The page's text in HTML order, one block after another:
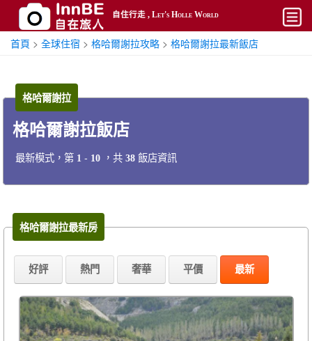
自住行走 , Let's Holle World
開始
熱門
奢華
帳號
首頁 > 全球住宿 > 格哈爾謝拉攻略 > 格哈爾謝拉最新飯店
格哈爾謝拉飯店
最新模式，第 1 - 10 ，共 38 飯店資訊
格哈爾謝拉
格哈爾謝拉最新房
好評 熱門 奢華 平價 最新